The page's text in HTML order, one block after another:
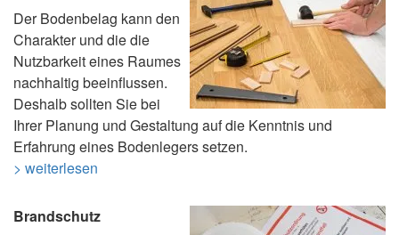
Der Bodenbelag kann den
Charakter und die die
Nutzbarkeit eines Raumes
nachhaltig beeinflussen.
Deshalb sollten Sie bei
Ihrer Planung und Gestaltung auf die Kenntnis und
Erfahrung eines Bodenlegers setzen.
> weiterlesen
Brandschutz